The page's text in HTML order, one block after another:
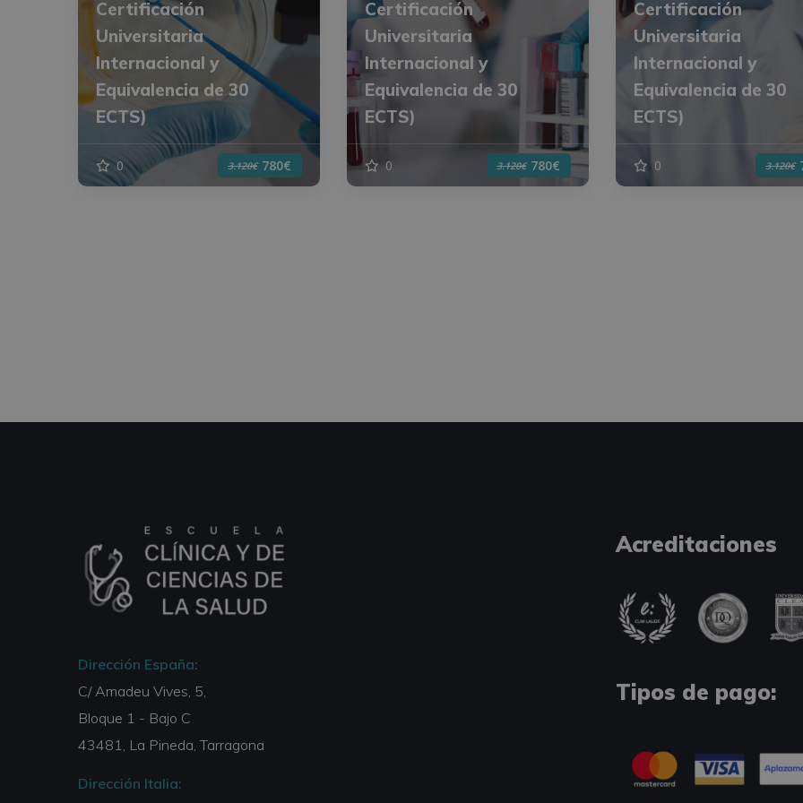
Certificación
Universitaria
Internacional y
Equivalencia de 30
ECTS)
0 3.120€ 780€
Certificación
Universitaria
Internacional y
Equivalencia de 30
ECTS)
0 3.120€ 780€
Certificación
Universitaria
Internacional y
Equivalencia de 30
ECTS)
0 3.120€
Dirección España:
C/ Amadeu Vives, 5,
Bloque 1 - Bajo C
43481, La Pineda, Tarragona
Dirección Italia:
Acreditaciones
Tipos de pago: